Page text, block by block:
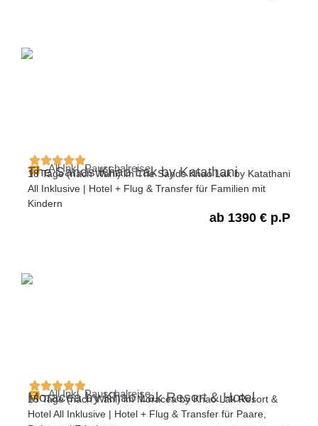
All Inkl. Pauschalreise
The Sands Khao Lak by Katathani
18 Tage (nach Wahl) im The Sands Khao Lak by Katathani
All Inklusive | Hotel + Flug & Transfer für Familien mit
Kindern
ab 1390 € p.P
All Inkl. Pauschalreise
Moracea by Khao Lak Resort & Hotel
15 Tage (nach Wahl) im Moracea by Khao Lak Resort &
Hotel All Inklusive | Hotel + Flug & Transfer für Paare,